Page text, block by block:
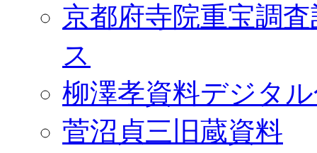
京都府寺院重宝調
ス
柳澤孝資料デジタ
菅沼貞三旧蔵資料